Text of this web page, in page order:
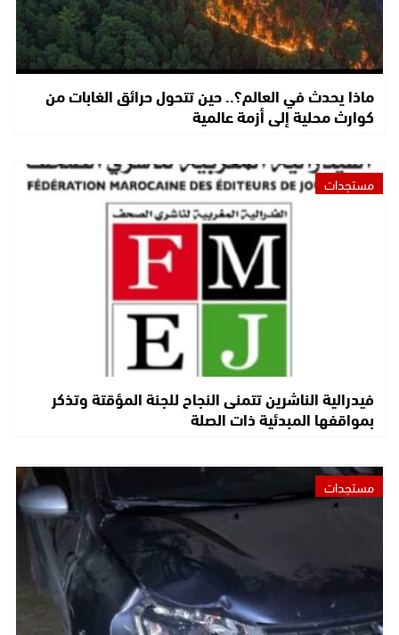
ماذا يحدث في العالم؟.. حين تتحول حرائق الغابات من
كوارث محلية إلى أزمة عالمية
مستجدات
فيدرالية الناشرين تتمنى النجاح للجنة المؤقتة وتذكر
بمواقفها المبدئية ذات الصلة
مستجدات